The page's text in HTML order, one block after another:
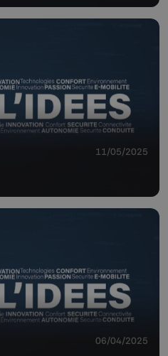
11/05/2025
06/04/2025